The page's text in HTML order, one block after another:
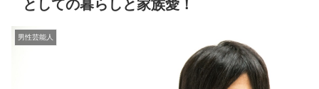
としての暮らしと家族愛！
男性芸能人